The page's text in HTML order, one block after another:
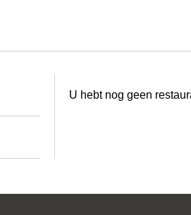
U hebt nog geen